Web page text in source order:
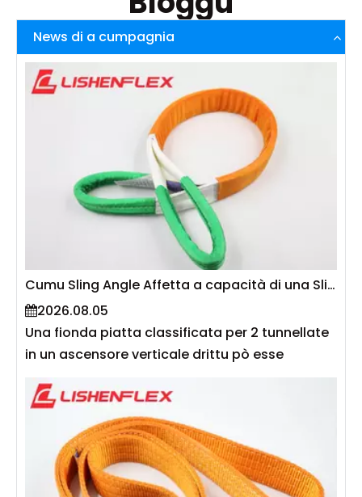
News di a cumpagnia
Cumu Sling Angle Affetta a capacità di una Sling Flat?
2026.08.05
Una fionda piatta classificata per 2 tunnellate
in un ascensore verticale drittu pò esse
tonnellata quandu usata à un angolo di 60 °.
Questu hè chì l'angolo di sling influenza
direttamente a tensione in ogni gamba di a
sling - u più chjucu l'angolo trà a sling è
l'orizontale, più grande a tensione. Sicondu EN